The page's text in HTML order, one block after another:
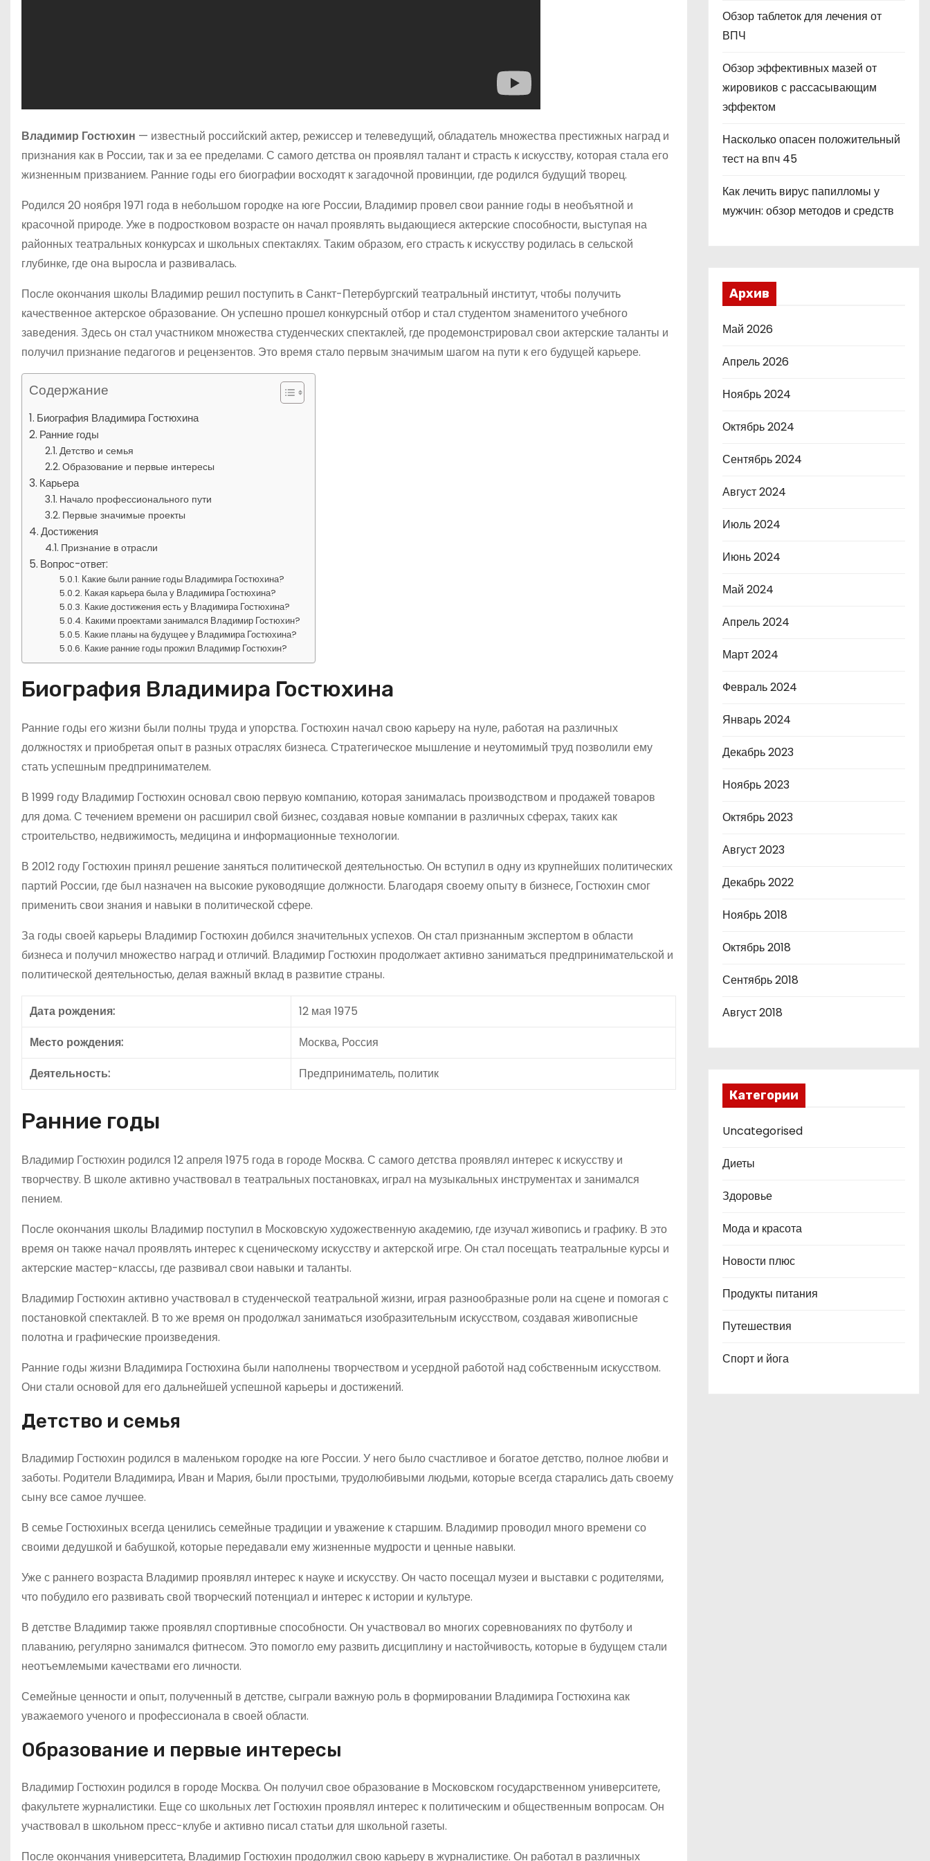
Владимир Гостюхин — известный российский актер, режиссер и телеведущий, обладатель множества престижных наград и
признания как в России, так и за ее пределами. С самого детства он проявлял талант и страсть к искусству, которая стала его
жизненным призванием. Ранние годы его биографии восходят к загадочной провинции, где родился будущий творец.
Родился 20 ноября 1971 года в небольшом городке на юге России, Владимир провел свои ранние годы в необъятной и
красочной природе. Уже в подростковом возрасте он начал проявлять выдающиеся актерские способности, выступая на
районных театральных конкурсах и школьных спектаклях. Таким образом, его страсть к искусству родилась в сельской
глубинке, где она выросла и развивалась.
После окончания школы Владимир решил поступить в Санкт-Петербургский театральный институт, чтобы получить
качественное актерское образование. Он успешно прошел конкурсный отбор и стал студентом знаменитого учебного
заведения. Здесь он стал участником множества студенческих спектаклей, где продемонстрировал свои актерские таланты и
получил признание педагогов и рецензентов. Это время стало первым значимым шагом на пути к его будущей карьере.
Содержание
Биография Владимира Гостюхина
Ранние годы
Детство и семья
Образование и первые интересы
Карьера
Начало профессионального пути
Первые значимые проекты
Достижения
Признание в отрасли
Вопрос-ответ:
Какие были ранние годы Владимира Гостюхина?
Какая карьера была у Владимира Гостюхина?
Какие достижения есть у Владимира Гостюхина?
Какими проектами занимался Владимир Гостюхин?
Какие планы на будущее у Владимира Гостюхина?
Какие ранние годы прожил Владимир Гостюхин?
Биография Владимира Гостюхина
Ранние годы его жизни были полны труда и упорства. Гостюхин начал свою карьеру на нуле, работая на различных
должностях и приобретая опыт в разных отраслях бизнеса. Стратегическое мышление и неутомимый труд позволили ему
стать успешным предпринимателем.
В 1999 году Владимир Гостюхин основал свою первую компанию, которая занималась производством и продажей товаров
для дома. С течением времени он расширил свой бизнес, создавая новые компании в различных сферах, таких как
строительство, недвижимость, медицина и информационные технологии.
В 2012 году Гостюхин принял решение заняться политической деятельностью. Он вступил в одну из крупнейших политических
партий России, где был назначен на высокие руководящие должности. Благодаря своему опыту в бизнесе, Гостюхин смог
применить свои знания и навыки в политической сфере.
За годы своей карьеры Владимир Гостюхин добился значительных успехов. Он стал признанным экспертом в области
бизнеса и получил множество наград и отличий. Владимир Гостюхин продолжает активно заниматься предпринимательской и
политической деятельностью, делая важный вклад в развитие страны.
Дата рождения:
12 мая 1975
Место рождения:
Москва, Россия
Деятельность:
Предприниматель, политик
Ранние годы
Владимир Гостюхин родился 12 апреля 1975 года в городе Москва. С самого детства проявлял интерес к искусству и
творчеству. В школе активно участвовал в театральных постановках, играл на музыкальных инструментах и занимался
пением.
После окончания школы Владимир поступил в Московскую художественную академию, где изучал живопись и графику. В это
время он также начал проявлять интерес к сценическому искусству и актерской игре. Он стал посещать театральные курсы и
актерские мастер-классы, где развивал свои навыки и таланты.
Владимир Гостюхин активно участвовал в студенческой театральной жизни, играя разнообразные роли на сцене и помогая с
постановкой спектаклей. В то же время он продолжал заниматься изобразительным искусством, создавая живописные
полотна и графические произведения.
Ранние годы жизни Владимира Гостюхина были наполнены творчеством и усердной работой над собственным искусством.
Они стали основой для его дальнейшей успешной карьеры и достижений.
Детство и семья
Владимир Гостюхин родился в маленьком городке на юге России. У него было счастливое и богатое детство, полное любви и
заботы. Родители Владимира, Иван и Мария, были простыми, трудолюбивыми людьми, которые всегда старались дать своему
сыну все самое лучшее.
В семье Гостюхиных всегда ценились семейные традиции и уважение к старшим. Владимир проводил много времени со
своими дедушкой и бабушкой, которые передавали ему жизненные мудрости и ценные навыки.
Уже с раннего возраста Владимир проявлял интерес к науке и искусству. Он часто посещал музеи и выставки с родителями,
что побудило его развивать свой творческий потенциал и интерес к истории и культуре.
В детстве Владимир также проявлял спортивные способности. Он участвовал во многих соревнованиях по футболу и
плаванию, регулярно занимался фитнесом. Это помогло ему развить дисциплину и настойчивость, которые в будущем стали
неотъемлемыми качествами его личности.
Семейные ценности и опыт, полученный в детстве, сыграли важную роль в формировании Владимира Гостюхина как
уважаемого ученого и профессионала в своей области.
Образование и первые интересы
Владимир Гостюхин родился в городе Москва. Он получил свое образование в Московском государственном университете,
факультете журналистики. Еще со школьных лет Гостюхин проявлял интерес к политическим и общественным вопросам. Он
участвовал в школьном пресс-клубе и активно писал статьи для школьной газеты.
После окончания университета, Владимир Гостюхин продолжил свою карьеру в журналистике. Он работал в различных
Обзор таблеток для лечения от
ВПЧ
Обзор эффективных мазей от
жировиков с рассасывающим
эффектом
Насколько опасен положительный
тест на впч 45
Как лечить вирус папилломы у
мужчин: обзор методов и средств
Архив
Май 2026
Апрель 2026
Ноябрь 2024
Октябрь 2024
Сентябрь 2024
Август 2024
Июль 2024
Июнь 2024
Май 2024
Апрель 2024
Март 2024
Февраль 2024
Январь 2024
Декабрь 2023
Ноябрь 2023
Октябрь 2023
Август 2023
Декабрь 2022
Ноябрь 2018
Октябрь 2018
Сентябрь 2018
Август 2018
Категории
Uncategorised
Диеты
Здоровье
Мода и красота
Новости плюс
Продукты питания
Путешествия
Спорт и йога